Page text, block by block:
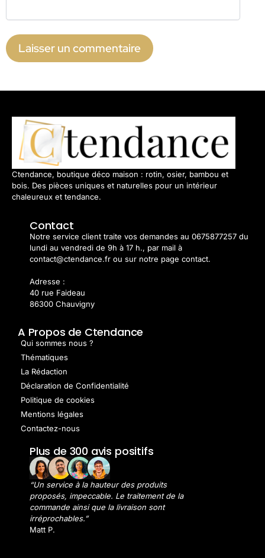
Ctendance, boutique déco maison : rotin, osier, bambou et
bois. Des pièces uniques et naturelles pour un intérieur
chaleureux et tendance.
Contact
Notre service client traite vos demandes au 0675877257 du
lundi au vendredi de 9h à 17 h., par mail à
contact@ctendance.fr ou sur notre page contact.
Adresse :
40 rue Faideau
86300 Chauvigny
A Propos de Ctendance
Qui sommes nous ?
Thématiques
La Rédaction
Déclaration de Confidentialité
Politique de cookies
Mentions légales
Contactez-nous
Plus de 300 avis positifs
“Un service à la hauteur des produits
proposés, impeccable. Le traitement de la
commande ainsi que la livraison sont
irréprochables.”
Matt P.